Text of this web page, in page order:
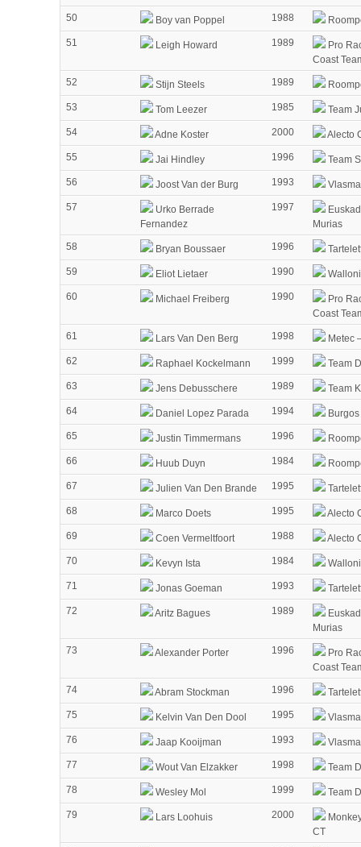
50
Boy van Poppel 1988
51
Leigh Howard 1989
Pro
Coast
52
Stijn Steels 1989
53
Tom Leezer 1985
Team
54
Adne Koster 2000
Alecto
55
Jai Hindley 1996
Team
56
Joost Van der Burg 1993
57
Urko Berrade
Fernandez
1997
Murias
58
Bryan Boussaer 1996
59
Eliot Lietaer 1990
60
Michael Freiberg 1990
Pro
Coast
61
Lars Van Den Berg 1998
Metec
62
Raphael Kockelmann 1999
Team
63
Jens Debusschere 1989
Team
64
Daniel Lopez Parada 1994
65
Justin Timmermans 1996
66
Huub Duyn 1984
67
Julien Van Den Brande 1995
68
Marco Doets 1995
Alecto
69
Coen Vermeltfoort 1988
Alecto
70
Kevyn Ista 1984
71
Jonas Goeman 1993
72
Aritz Bagues 1989
Murias
73
Alexander Porter 1996
Pro
Coast
74
Abram Stockman 1996
75
Kelvin Van Den Dool 1995
76
Jaap Kooijman 1993
77
Wout Van Elzakker 1998
Team
78
Wesley Mol 1999
Team
79
Lars Loohuis 2000
CT